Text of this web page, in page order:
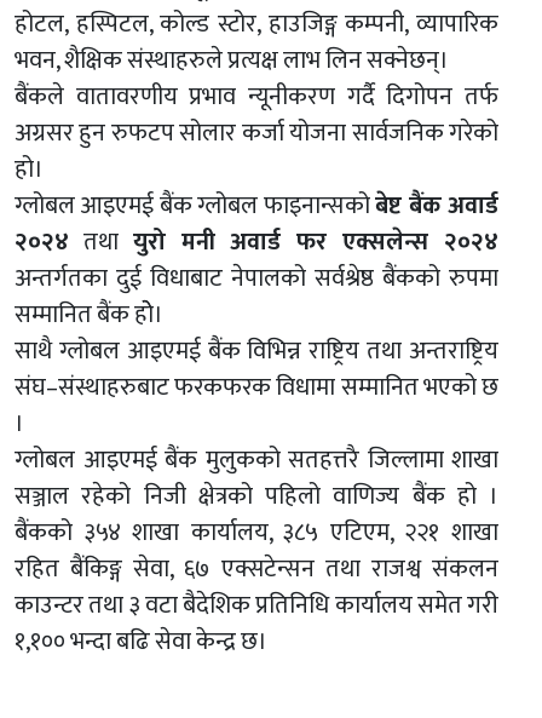
होटल, हस्पिटल, कोल्ड स्टोर, हाउजिङ्ग कम्पनी, व्यापारिक
भवन, शैक्षिक संस्थाहरुले प्रत्यक्ष लाभ लिन सक्नेछन्।
बैंकले वातावरणीय प्रभाव न्यूनीकरण गर्दै दिगोपन तर्फ
अग्रसर हुन रुफटप सोलार कर्जा योजना सार्वजनिक गरेको
हो।
ग्लोबल आइएमई बैंक ग्लोबल फाइनान्सकोबेष्ट बैंक अवार्ड
२०२४ तथा युरो मनी अवार्ड फर एक्सलेन्स २०२४
अन्तर्गतका दुई विधाबाट नेपालको सर्वश्रेष्ठ बैंकको रुपमा
सम्मानित बैंक होे।
साथै ग्लोबल आइएमई बैंक विभिन्न राष्ट्रिय तथा अन्तराष्ट्रिय
संघ–संस्थाहरुबाट फरकफरक विधामा सम्मानित भएको छ
।
ग्लोबल आइएमई बैंक मुलुकको सतहत्तरै जिल्लामा शाखा
सञ्जाल रहेको निजी क्षेत्रको पहिलो वाणिज्य बैंक हो ।
बैंकको ३५४ शाखा कार्यालय, ३८५ एटिएम, २२१ शाखा
रहित बैंकिङ्ग सेवा, ६७ एक्सटेन्सन तथा राजश्व संकलन
काउन्टर तथा ३ वटा बैदेशिक प्रतिनिधि कार्यालय समेत गरी
१,१०० भन्दा बढि सेवा केन्द्र छ।